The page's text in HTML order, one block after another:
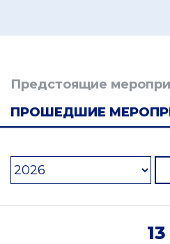
Предстоящие
ПРОШЕДШИЕ
13